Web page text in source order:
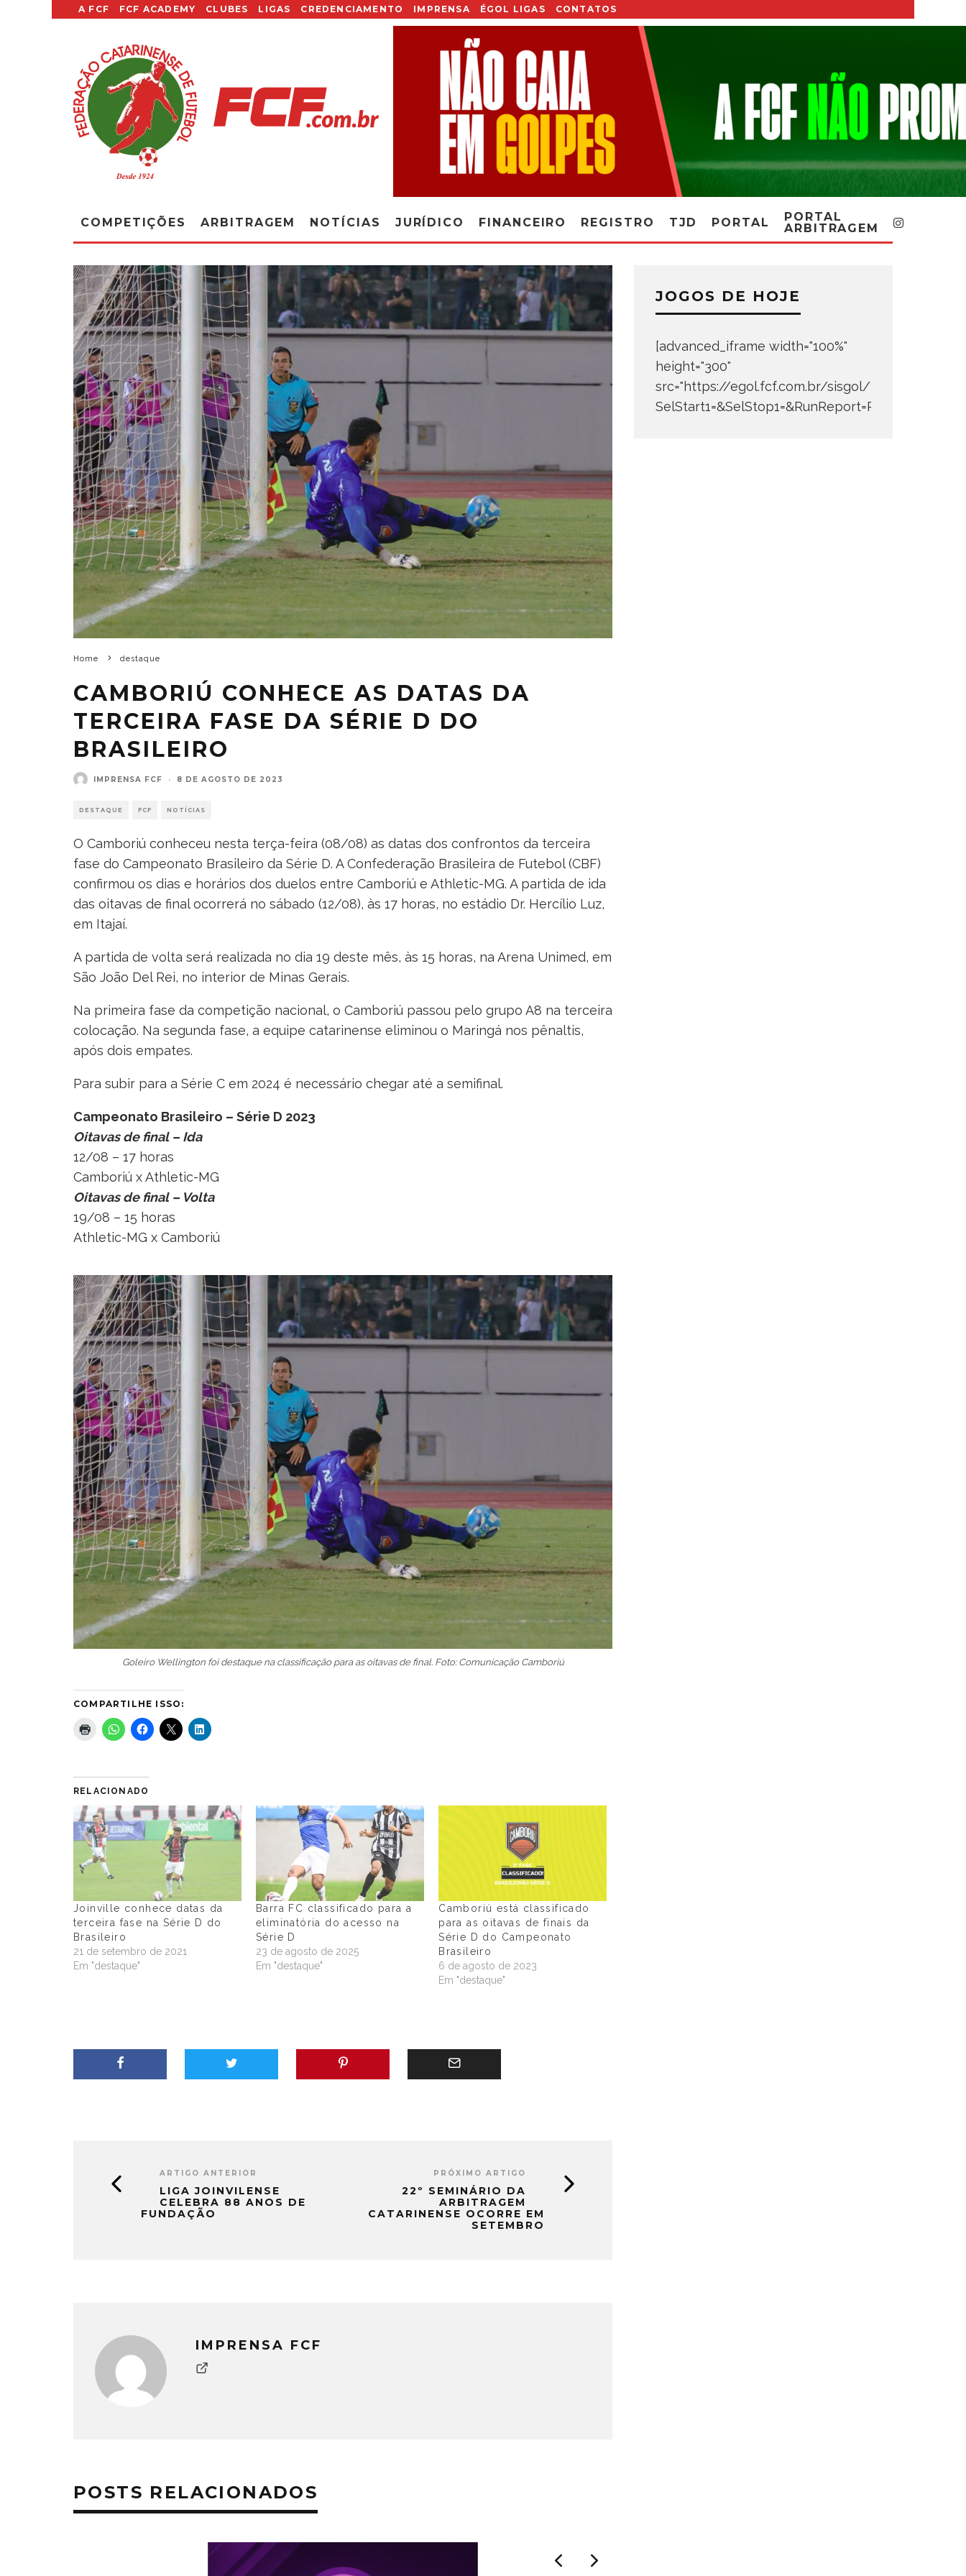
A FCF FCF ACADEMY CLUBES LIGAS CREDENCIAMENTO IMPRENSA ÉGOL LIGAS CONTATOS
COMPETIÇÕES ARBITRAGEM NOTÍCIAS JURÍDICO FINANCEIRO REGISTRO TJD PORTAL
PORTAL
ARBITRAGEM
Home destaque
CAMBORIÚ CONHECE AS DATAS DA
TERCEIRA FASE DA SÉRIE D DO
BRASILEIRO
IMPRENSA FCF · 8 DE AGOSTO DE 2023
DESTAQUE FCF NOTÍCIAS
O Camboriú conheceu nesta terça-feira (08/08) as datas dos confrontos da terceira
fase do Campeonato Brasileiro da Série D. A Confederação Brasileira de Futebol (CBF)
confirmou os dias e horários dos duelos entre Camboriú e Athletic-MG. A partida de ida
das oitavas de final ocorrerá no sábado (12/08), às 17 horas, no estádio Dr. Hercílio Luz,
em Itajaí.
A partida de volta será realizada no dia 19 deste mês, às 15 horas, na Arena Unimed, em
São João Del Rei, no interior de Minas Gerais.
Na primeira fase da competição nacional, o Camboriú passou pelo grupo A8 na terceira
colocação. Na segunda fase, a equipe catarinense eliminou o Maringá nos pênaltis,
após dois empates.
Para subir para a Série C em 2024 é necessário chegar até a semifinal.
Campeonato Brasileiro – Série D 2023
Oitavas de final – Ida
12/08 – 17 horas
Camboriú x Athletic-MG
Oitavas de final – Volta
19/08 – 15 horas
Athletic-MG x Camboriú
Goleiro Wellington foi destaque na classificação para as oitavas de final. Foto: Comunicação Camboriú
COMPARTILHE ISSO:
RELACIONADO
Joinville conhece datas da
terceira fase na Série D do
Brasileiro
21 de setembro de 2021
Em "destaque"
Barra FC classificado para a
eliminatória do acesso na
Série D
23 de agosto de 2025
Em "destaque"
Camboriú está classificado
para as oitavas de finais da
Série D do Campeonato
Brasileiro
6 de agosto de 2023
Em "destaque"
ARTIGO ANTERIOR
LIGA JOINVILENSE
CELEBRA 88 ANOS DE
FUNDAÇÃO
PRÓXIMO ARTIGO
22º SEMINÁRIO DA
ARBITRAGEM
CATARINENSE OCORRE EM
SETEMBRO
IMPRENSA FCF
POSTS RELACIONADOS
JOGOS DE HOJE
[advanced_iframe width="100%"
height="300"
src="https://egol.fcf.com.br/sisgol/
SelStart1=&SelStop1=&RunReport=Run+Report"]